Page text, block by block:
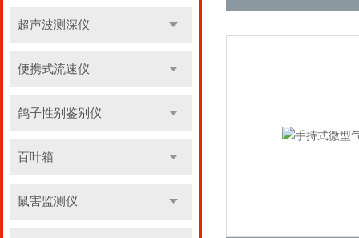
超声波测深仪
便携式流速仪
鸽子性别鉴别仪
百叶箱
鼠害监测仪